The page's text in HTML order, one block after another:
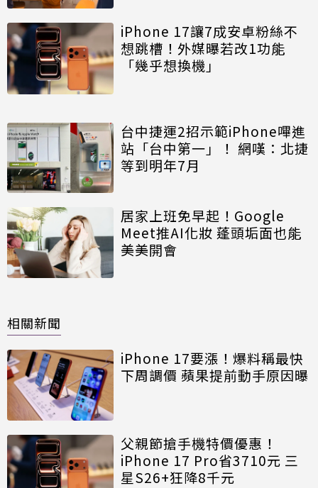
iPhone 17讓7成安卓粉絲不
想跳槽！外媒曝若改1功能
「幾乎想換機」
台中捷運2招示範iPhone嗶進
站「台中第一」！ 網嘆：北捷
等到明年7月
居家上班免早起！Google
Meet推AI化妝 蓬頭垢面也能
美美開會
相關新聞
iPhone 17要漲！爆料稱最快
下周調價 蘋果提前動手原因曝
父親節搶手機特價優惠！
iPhone 17 Pro省3710元 三
星S26+狂降8千元